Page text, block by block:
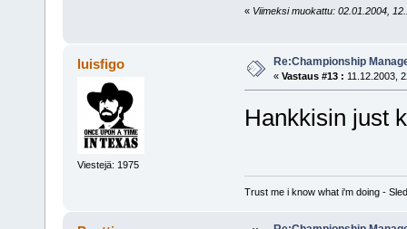
« Viimeksi muokattu: 02.01.2004,
luisfigo
Viestejä: 1975
Re:Championship
« Vastaus #13 : 11.12.2003,
Hankkisin just
Trust me i know what i'm doing -